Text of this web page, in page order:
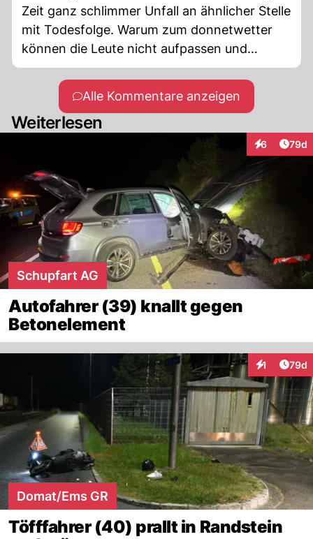
Zeit ganz schlimmer Unfall an ähnlicher Stelle
mit Todesfolge. Warum zum donnetwetter
können die Leute nicht aufpassen und
gefährden unschuldige Strassenarbeiter.
Gute Besserung dem Strassenarbeiter in
physischer und psychischer Hinsicht 🙏
Alle Kommentare anzeigen
Weiterlesen
6
Interaktionen
79d
Schupfart AG
Autofahrer (39) knallt gegen
Betonelement
1 79d
Domat/Ems GR
Töfffahrer (40) prallt in Randstein